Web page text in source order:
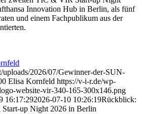
Innovation Hub in Berlin, als fünf
und einem Fachpublikum aus der
uploads/2026/07/Gewinner-der-SUN-
Elisa Kornfeld https://v-i-r.de/wp-
website-vir-340-165-300x146.png
16:17:292026-07-10 10:26:19Rückblick:
up Night 2026 in Berlin